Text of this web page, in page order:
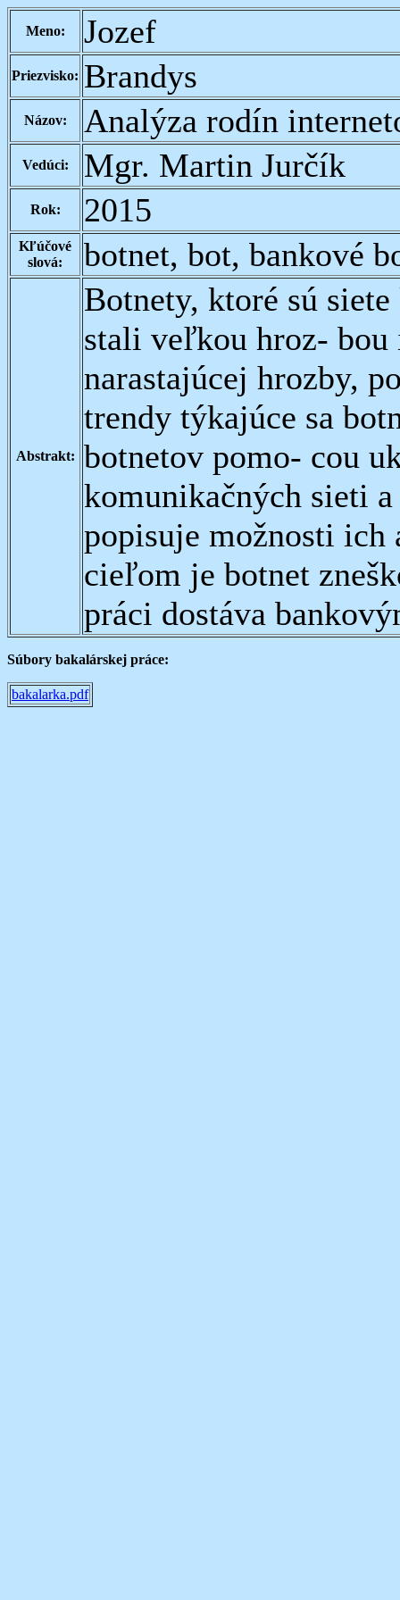
Meno: Jozef
Priezvisko: Brandys
Názov: Analýza rodín
Vedúci: Mgr. Martin Jurčík
Rok: 2015
Kľúčové
slová:
botnet, bot, bankové
Abstrakt:
Botnety, ktoré sú
stali veľkou hroz- bou
narastajúcej hrozby,
trendy týkajúce sa
botnetov pomo- cou
komunikačných sieti
popisuje možnosti ich
cieľom je botnet
práci dostáva
Súbory bakalárskej práce:
bakalarka.pdf